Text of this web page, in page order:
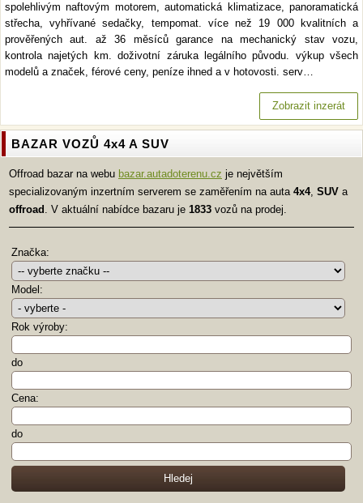
spolehlivým naftovým motorem, automatická klimatizace, panoramatická
střecha, vyhřívané sedačky, tempomat. více než 19 000 kvalitních a
prověřených aut. až 36 měsíců garance na mechanický stav vozu,
kontrola najetých km. doživotní záruka legálního původu. výkup všech
modelů a značek, férové ceny, peníze ihned a v hotovosti. serv…
Zobrazit inzerát
BAZAR VOZŮ 4x4 A SUV
Offroad bazar na webu bazar.autadoterenu.cz je největším
specializovaným inzertním serverem se zaměřením na auta 4x4, SUV a
offroad . V aktuální nabídce bazaru je 1833 vozů na prodej.
Značka:
Model:
Rok výroby:
do
Cena:
do